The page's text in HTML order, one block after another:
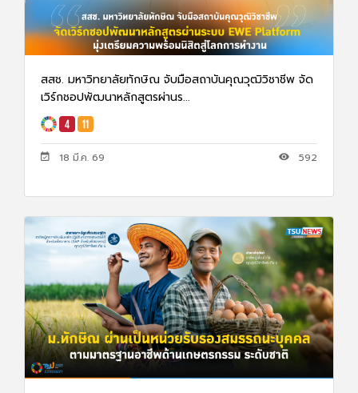
สสช. มหาวิทยาลัยทักษิณ จับมือสถาบันคุณวุฒิวิชาชีพ จัด
เวิร์กชอปพัฒนาหลักสูตรผ่านร...
18 มี.ค. 69 592